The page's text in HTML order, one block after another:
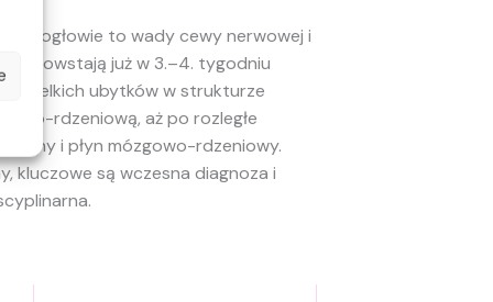
wodogłowie to wady cewy nerwowej i
powstają już w 3.–4. tygodniu
niewielkich ubytków w strukturze
rdzeniową, aż po rozległe
opony i płyn mózgowo-rdzeniowy.
kluczowe są wczesna diagnoza i